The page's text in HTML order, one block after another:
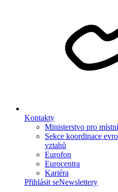
Kontakty
Ministerstvo pro
Sekce koordinace
vztahů
Eurofon
Eurocentra
Kariéra
Přihlásit seNewslettery